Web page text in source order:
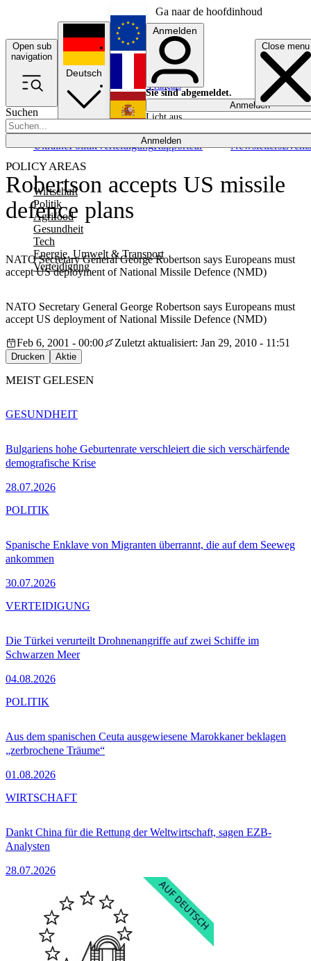
Ga naar de hoofdinhoud
Open sub
navigation
Close menu
Suchen
Anmelden
POLICY AREAS
Wirtschaft
Politik
Agrifood
Gesundheit
Tech
Energie, Umwelt & Transport
Verteidigung
UkrainePolitikVerteidigungRapporteur NewslettersEvents
Deutsch
English
Français
Anmelden
Sie sind abgemeldet.
Anmelden
Licht aus
Robertson accepts US missile
defence plans
NATO Secretary General George Robertson says Europeans must
accept US deployment of National Missile Defence (NMD)
NATO Secretary General George Robertson says Europeans must
accept US deployment of National Missile Defence (NMD)
Feb 6, 2001 - 00:00
Zuletzt aktualisiert: Jan 29, 2010 - 11:51
Drucken Aktie
MEIST GELESEN
Bulgariens hohe Geburtenrate verschleiert die sich verschärfende
demografische Krise
28.07.2026
GESUNDHEIT
Spanische Enklave von Migranten überrannt, die auf dem Seeweg
ankommen
30.07.2026
POLITIK
Die Türkei verurteilt Drohnenangriffe auf zwei Schiffe im
Schwarzen Meer
04.08.2026
VERTEIDIGUNG
Aus dem spanischen Ceuta ausgewiesene Marokkaner beklagen
„zerbrochene Träume“
01.08.2026
POLITIK
Dankt China für die Rettung der Weltwirtschaft, sagen EZB-
Analysten
28.07.2026
WIRTSCHAFT